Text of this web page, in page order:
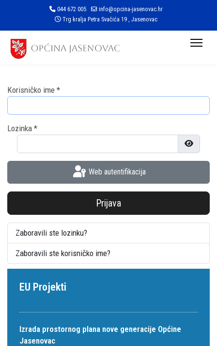
044 672 005
info@opcina-jasenovac.hr
Trg kralja Petra Svačića 19 , Jasenovac
Korisničko ime *
Lozinka *
Prikaži
Web autentifikacija
Prijava
Zaboravili ste lozinku?
Zaboravili ste korisničko ime?
EU Projekti
Izrada prostornog plana nove generacije Općine
Jasenovac